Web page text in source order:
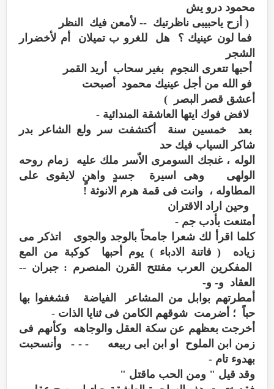
محمود درو يش
( أزح ياحبيبى ناظرتيك -- لأمعن فيك النظر
فما لون عينيك ؟ هل للغرو ب تميلان أم لأخضرار
الشجر
أحبها تتعرى النجوم بغير سحاب أريد القمر
فو الله من أجل عينيك محمود أصبحت
أعشق قصر البصر )
لافض فوك ايتها العاشقة المندائية -
بعد خمسين سنة أكتشفت سر ولع الشاعر بدر
شاكر السياب فيك حد
الوله ، غنجك السومرى الاّسر ملك عليه زمام روحه
الولهى وهى اسيرة جسدٍ واهنٍ لايقوى على
المطاوله ، وانت فى قمة هرم الانوثة !
وحين اراد الاقتران
أمتنعت بأدب جم -
كلما اقرأ لك شعرا جامحاً بالوجد والجوى اتذكر مى
زياده ( فاتنة الادباء ) يوم أحبها كوكبة من المع
المفكرين العرب مفتتح القرن المنصرم : جبران --
العقاد و- و-
أمطرتهم بوابل من المشاعر الفياضة فشغفوا بها
حباً ؛ أضرمت شوقهم الكامن فى ثنايا الذات -
أخرجت بعظهم عن سكة العقل والوجاهه وكأنهم فى
زمن ابن الملوح او ابن ابى ربيعه - - - وأنسحبت
بهدوء تام -
وقد قيل " ومن الحب ماقتل "